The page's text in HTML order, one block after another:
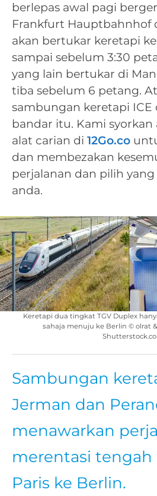
berlepas awal pagi
Frankfurt Hauptbahnhof
akan bertukar keretapi
sampai sebelum 3:30
yang lain bertukar di
tiba sebelum 6 petang.
sambungan keretapi ICE
bandar itu. Kami
alat carian di 12Go.co
dan membezakan
perjalanan dan pilih
anda.
Keretapi dua tingkat TGV Duplex
sahaja menuju ke Berlin © olrat
Sambungan
Jerman dan
menawarkan
merentasi tengah
Paris ke Berlin.